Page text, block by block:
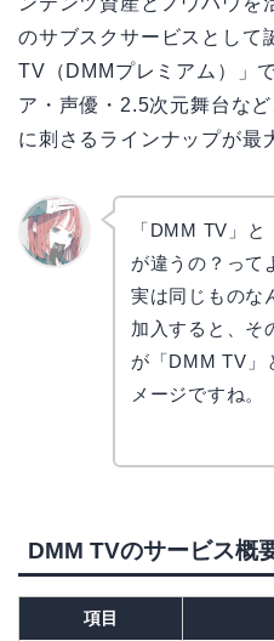
のサブスクサービスとして
TV（DMMプレミアム）」
ア・声優・2.5次元舞台な
に刺さるラインナップが最
「DMM TV」
が違うの？って
実は同じものな
加入すると、そ
が「DMM TV」
メージですね。
DMM TVのサービス概
項目